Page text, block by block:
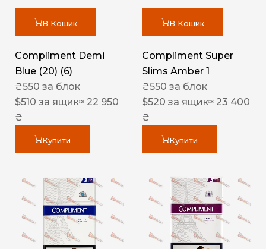
В Кошик
Compliment Demi
Blue (20) (6)
₴550 за блок
$510 за ящик≈ 22 950
₴
Купити
В Кошик
Compliment Super
Slims Amber 1
₴550 за блок
$520 за ящик≈ 23 400
₴
Купити